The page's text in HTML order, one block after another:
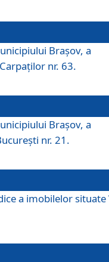
Brașov, a
nr. 63.
Brașov, a
nr. 21.
a imobilelor situate